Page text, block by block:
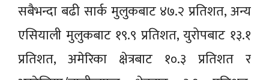
सबैभन्दा बढी सार्क मुलुकबाट ४७.२ प्रतिशत, अन्य
एसियाली मुलुकबाट १९.९ प्रतिशत, युरोपबाट १३.१
प्रतिशत, अमेरिका क्षेत्रबाट १०.३ प्रतिशत र